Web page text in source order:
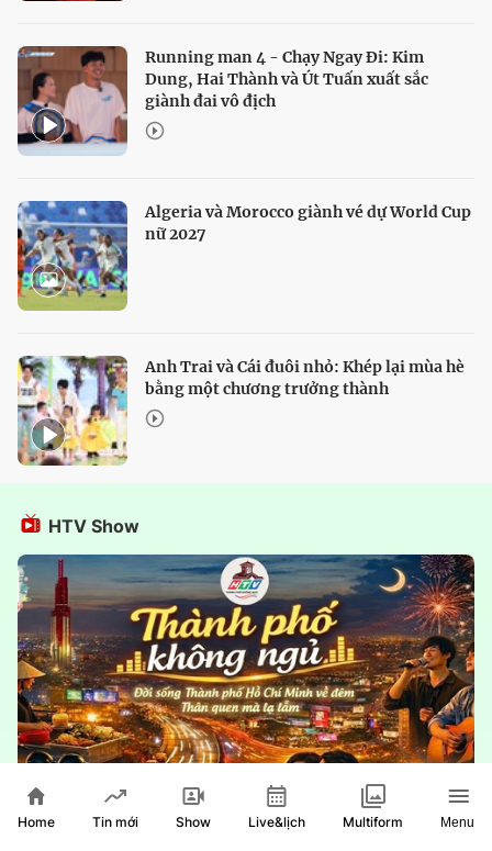
Running man 4 - Chạy Ngay Đi: Kim
Dung, Hai Thành và Út Tuấn xuất sắc
giành đai vô địch
Algeria và Morocco giành vé dự World Cup
nữ 2027
Anh Trai và Cái đuôi nhỏ: Khép lại mùa hè
bằng một chương trưởng thành
HTV Show
Home Tin mới Show Live&lịch Multiform Menu